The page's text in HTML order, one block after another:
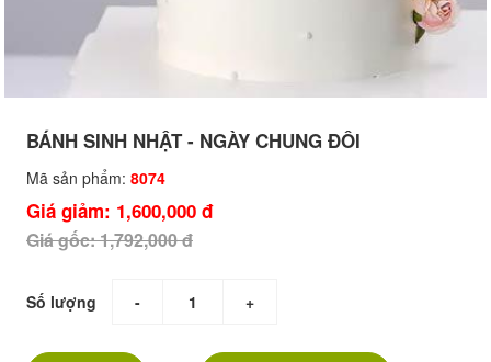
BÁNH SINH NHẬT - NGÀY CHUNG ĐÔI
Mã sản phẩm: 8074
Giá giảm: 1,600,000 đ
Giá gốc: 1,792,000 đ
Số lượng - +